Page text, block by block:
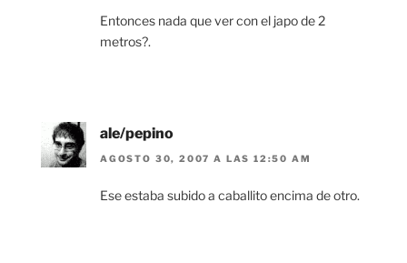
Entonces nada que ver con el japo de 2
metros?.
ale/pepino
AGOSTO 30, 2007 A LAS 12:50 AM
Ese estaba subido a caballito encima de otro.